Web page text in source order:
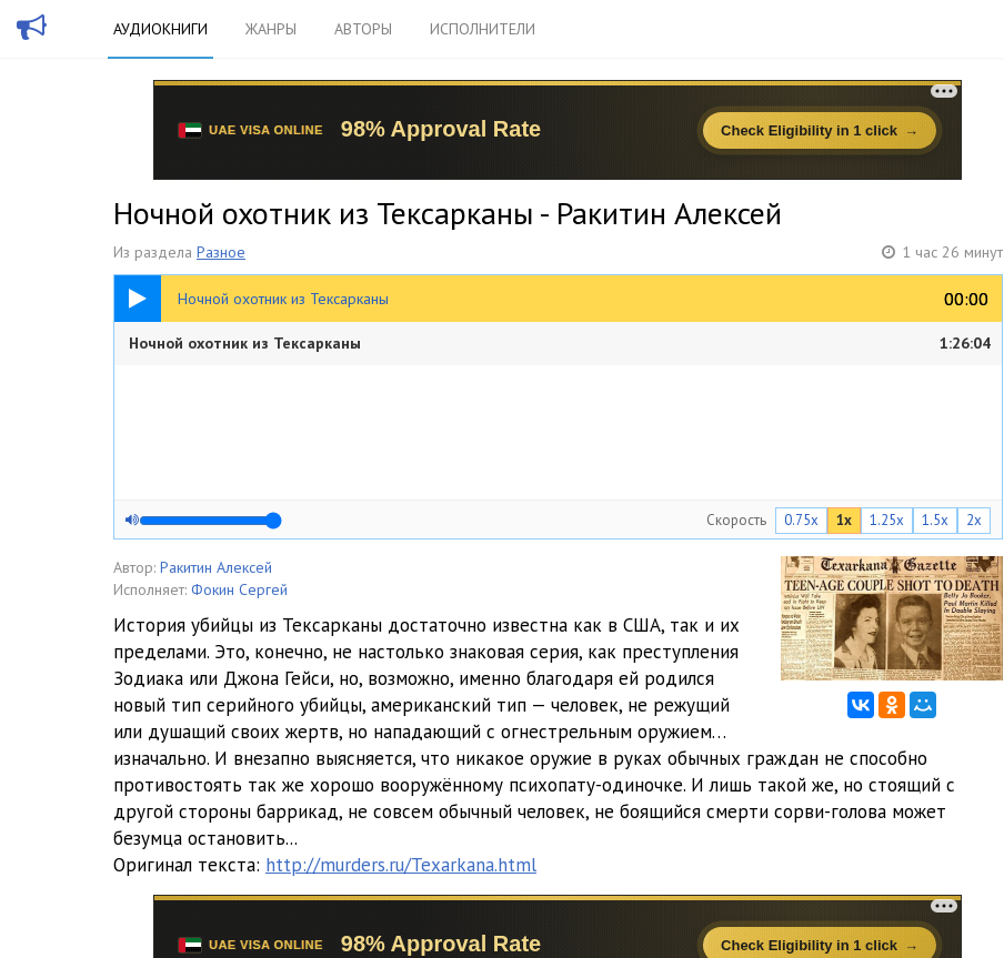
АУДИОКНИГИ ЖАНРЫ АВТОРЫ ИСПОЛНИТЕЛИ
Ночной охотник из Тексарканы - Ракитин Алексей
Из раздела Разное 1 час 26 минут
Ночной охотник из Тексарканы 00:00
00:00
1:26:04
Ночной охотник из Тексарканы 1:26:04
Скорость 0.75x 1x 1.25x 1.5x 2x
Автор: Ракитин Алексей
Исполняет: Фокин Сергей
История убийцы из Тексарканы достаточно известна как в США, так и их
пределами. Это, конечно, не настолько знаковая серия, как преступления
Зодиака или Джона Гейси, но, возможно, именно благодаря ей родился
новый тип серийного убийцы, американский тип — человек, не режущий
или душащий своих жертв, но нападающий с огнестрельным оружием…
изначально. И внезапно выясняется, что никакое оружие в руках обычных граждан не способно
противостоять так же хорошо вооружённому психопату-одиночке. И лишь такой же, но стоящий с
другой стороны баррикад, не совсем обычный человек, не боящийся смерти сорви-голова может
безумца остановить...
Оригинал текста: http://murders.ru/Texarkana.html